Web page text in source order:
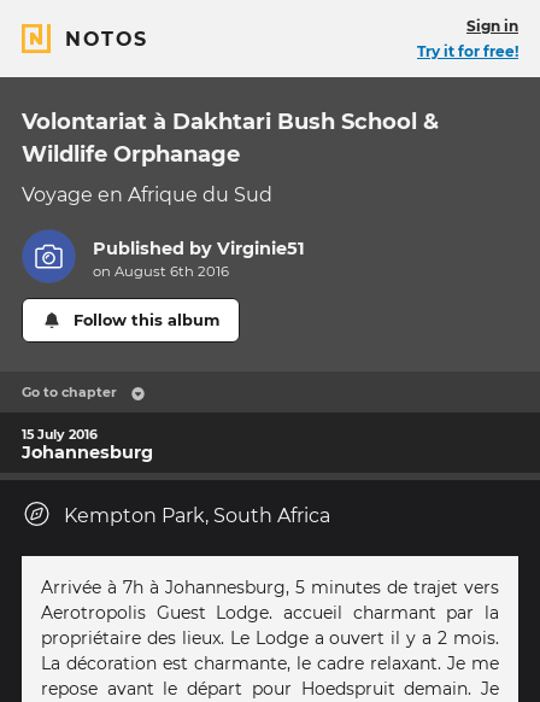
NOTOS
Sign in
Try it for free!
Volontariat à Dakhtari Bush School &
Wildlife Orphanage
Voyage en Afrique du Sud
Published byVirginie51
on August 6th 2016
Follow this album
Go to chapter
15 July 2016
Johannesburg
Kempton Park, South Africa
Arrivée à 7h à Johannesburg, 5 minutes de trajet vers
Aerotropolis Guest Lodge. accueil charmant par la
propriétaire des lieux. Le Lodge a ouvert il y a 2 mois.
La décoration est charmante, le cadre relaxant. Je me
repose avant le départ pour Hoedspruit demain. Je